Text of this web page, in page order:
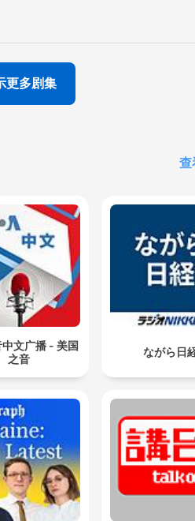
更多剧集
查
文广播 - 美国
之音
ながら日